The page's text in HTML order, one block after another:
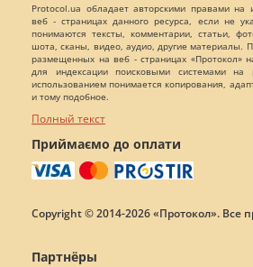
Protocol.ua обладает авторскими правами
веб - страницах данного ресурса, если не
понимаются тексты, комментарии, статьи,
шота, сканы, видео, аудио, другие материалы.
размещенных на веб - страницах «Протокол»
для индексации поисковыми системами на
использованием понимается копирования,
и тому подобное.
Полный текст
Приймаємо до оплати
Copyright © 2014-2026 «Протокол». Все
Партнёры